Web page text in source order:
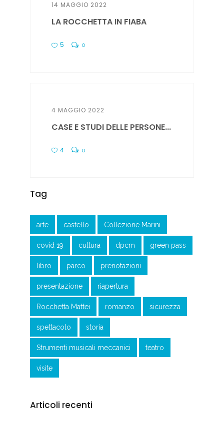
14 MAGGIO 2022
LA ROCCHETTA IN FIABA
5 0
4 MAGGIO 2022
CASE E STUDI DELLE PERSONE...
4 0
Tag
arte castello Collezione Marini
covid 19 cultura dpcm green pass
libro parco prenotazioni
presentazione riapertura
Rocchetta Mattei romanzo sicurezza
spettacolo storia
Strumenti musicali meccanici teatro
visite
Articoli recenti